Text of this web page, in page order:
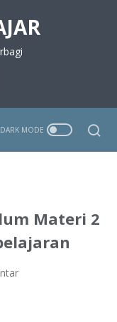
Materi 2